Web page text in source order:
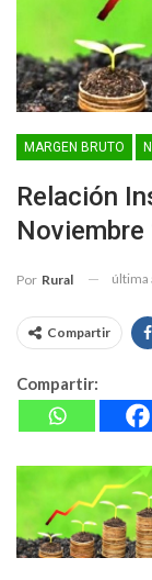
MARGEN BRUTO
Relación
Noviembre
Por Rural última
Compartir
Compartir: